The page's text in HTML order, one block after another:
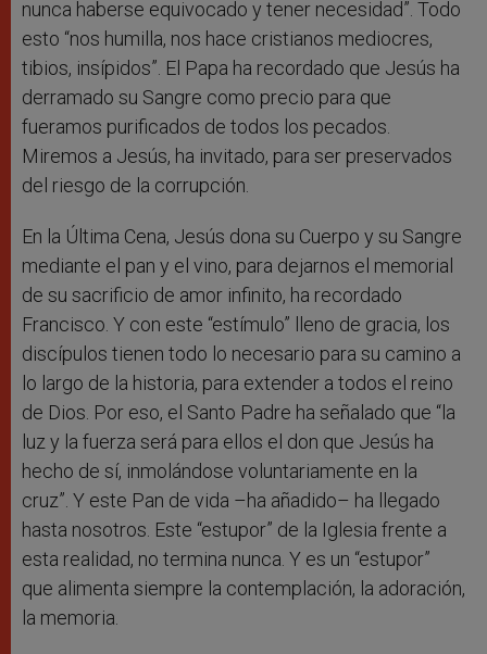
nunca haberse equivocado y tener necesidad”. Todo
esto “nos humilla, nos hace cristianos mediocres,
tibios, insípidos”. El Papa ha recordado que Jesús ha
derramado su Sangre como precio para que
fueramos purificados de todos los pecados.
Miremos a Jesús, ha invitado, para ser preservados
del riesgo de la corrupción.
En la Última Cena, Jesús dona su Cuerpo y su Sangre
mediante el pan y el vino, para dejarnos el memorial
de su sacrificio de amor infinito, ha recordado
Francisco. Y con este “estímulo” lleno de gracia, los
discípulos tienen todo lo necesario para su camino a
lo largo de la historia, para extender a todos el reino
de Dios. Por eso, el Santo Padre ha señalado que “la
luz y la fuerza será para ellos el don que Jesús ha
hecho de sí, inmolándose voluntariamente en la
cruz”. Y este Pan de vida –ha añadido– ha llegado
hasta nosotros. Este “estupor” de la Iglesia frente a
esta realidad, no termina nunca. Y es un “estupor”
que alimenta siempre la contemplación, la adoración,
la memoria.